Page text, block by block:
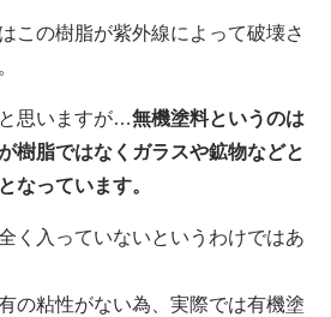
この樹脂が紫外線によって破壊さ
思いますが…無機塗料というのは
樹脂ではなくガラスや鉱物などと
なっています。
く入っていないというわけではあ
の粘性がない為、実際では有機塗